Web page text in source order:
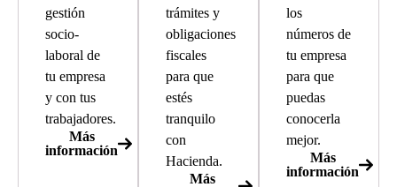
gestión
socio-
laboral de
tu empresa
y con tus
trabajadores.
Más
información
trámites y
obligaciones
fiscales
para que
estés
tranquilo
con
Hacienda.
Más
los
números de
tu empresa
para que
puedas
conocerla
mejor.
Más
información